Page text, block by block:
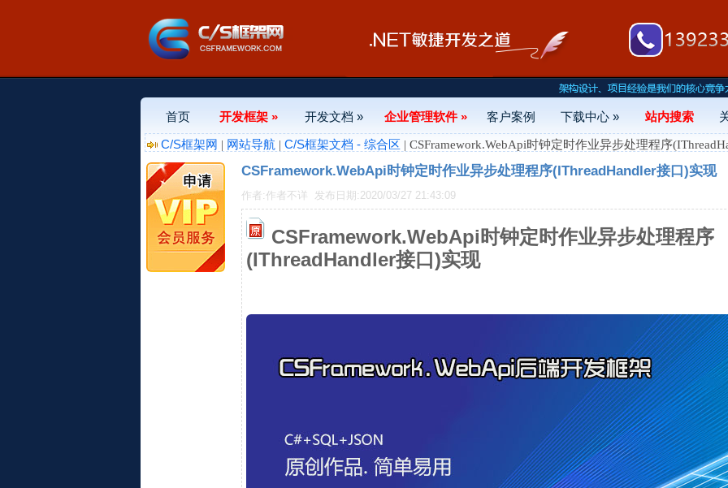
首页 开发框架 » 开发文档 » 企业管理软件 » 客户案例 下载中心 » 站内搜索
C/S框架网 | 网站导航 | C/S框架文档 - 综合区 | CSFramework.WebApi时钟定时作业异步处理程序
CSFramework.WebApi时钟定时作业异步处理程序(IThreadHandler接口)实现
作者:作者不详 发布日期:2020/03/27 21:43:09
CSFramework.WebApi时钟定时作业异步处理程序
(IThreadHandler接口)实现